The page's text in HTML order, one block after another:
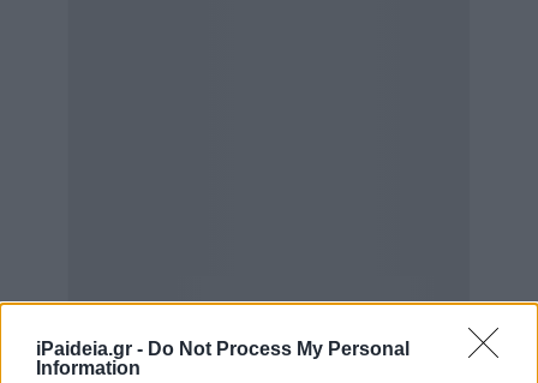
iPaideia.gr - Do Not Process My Personal
Information